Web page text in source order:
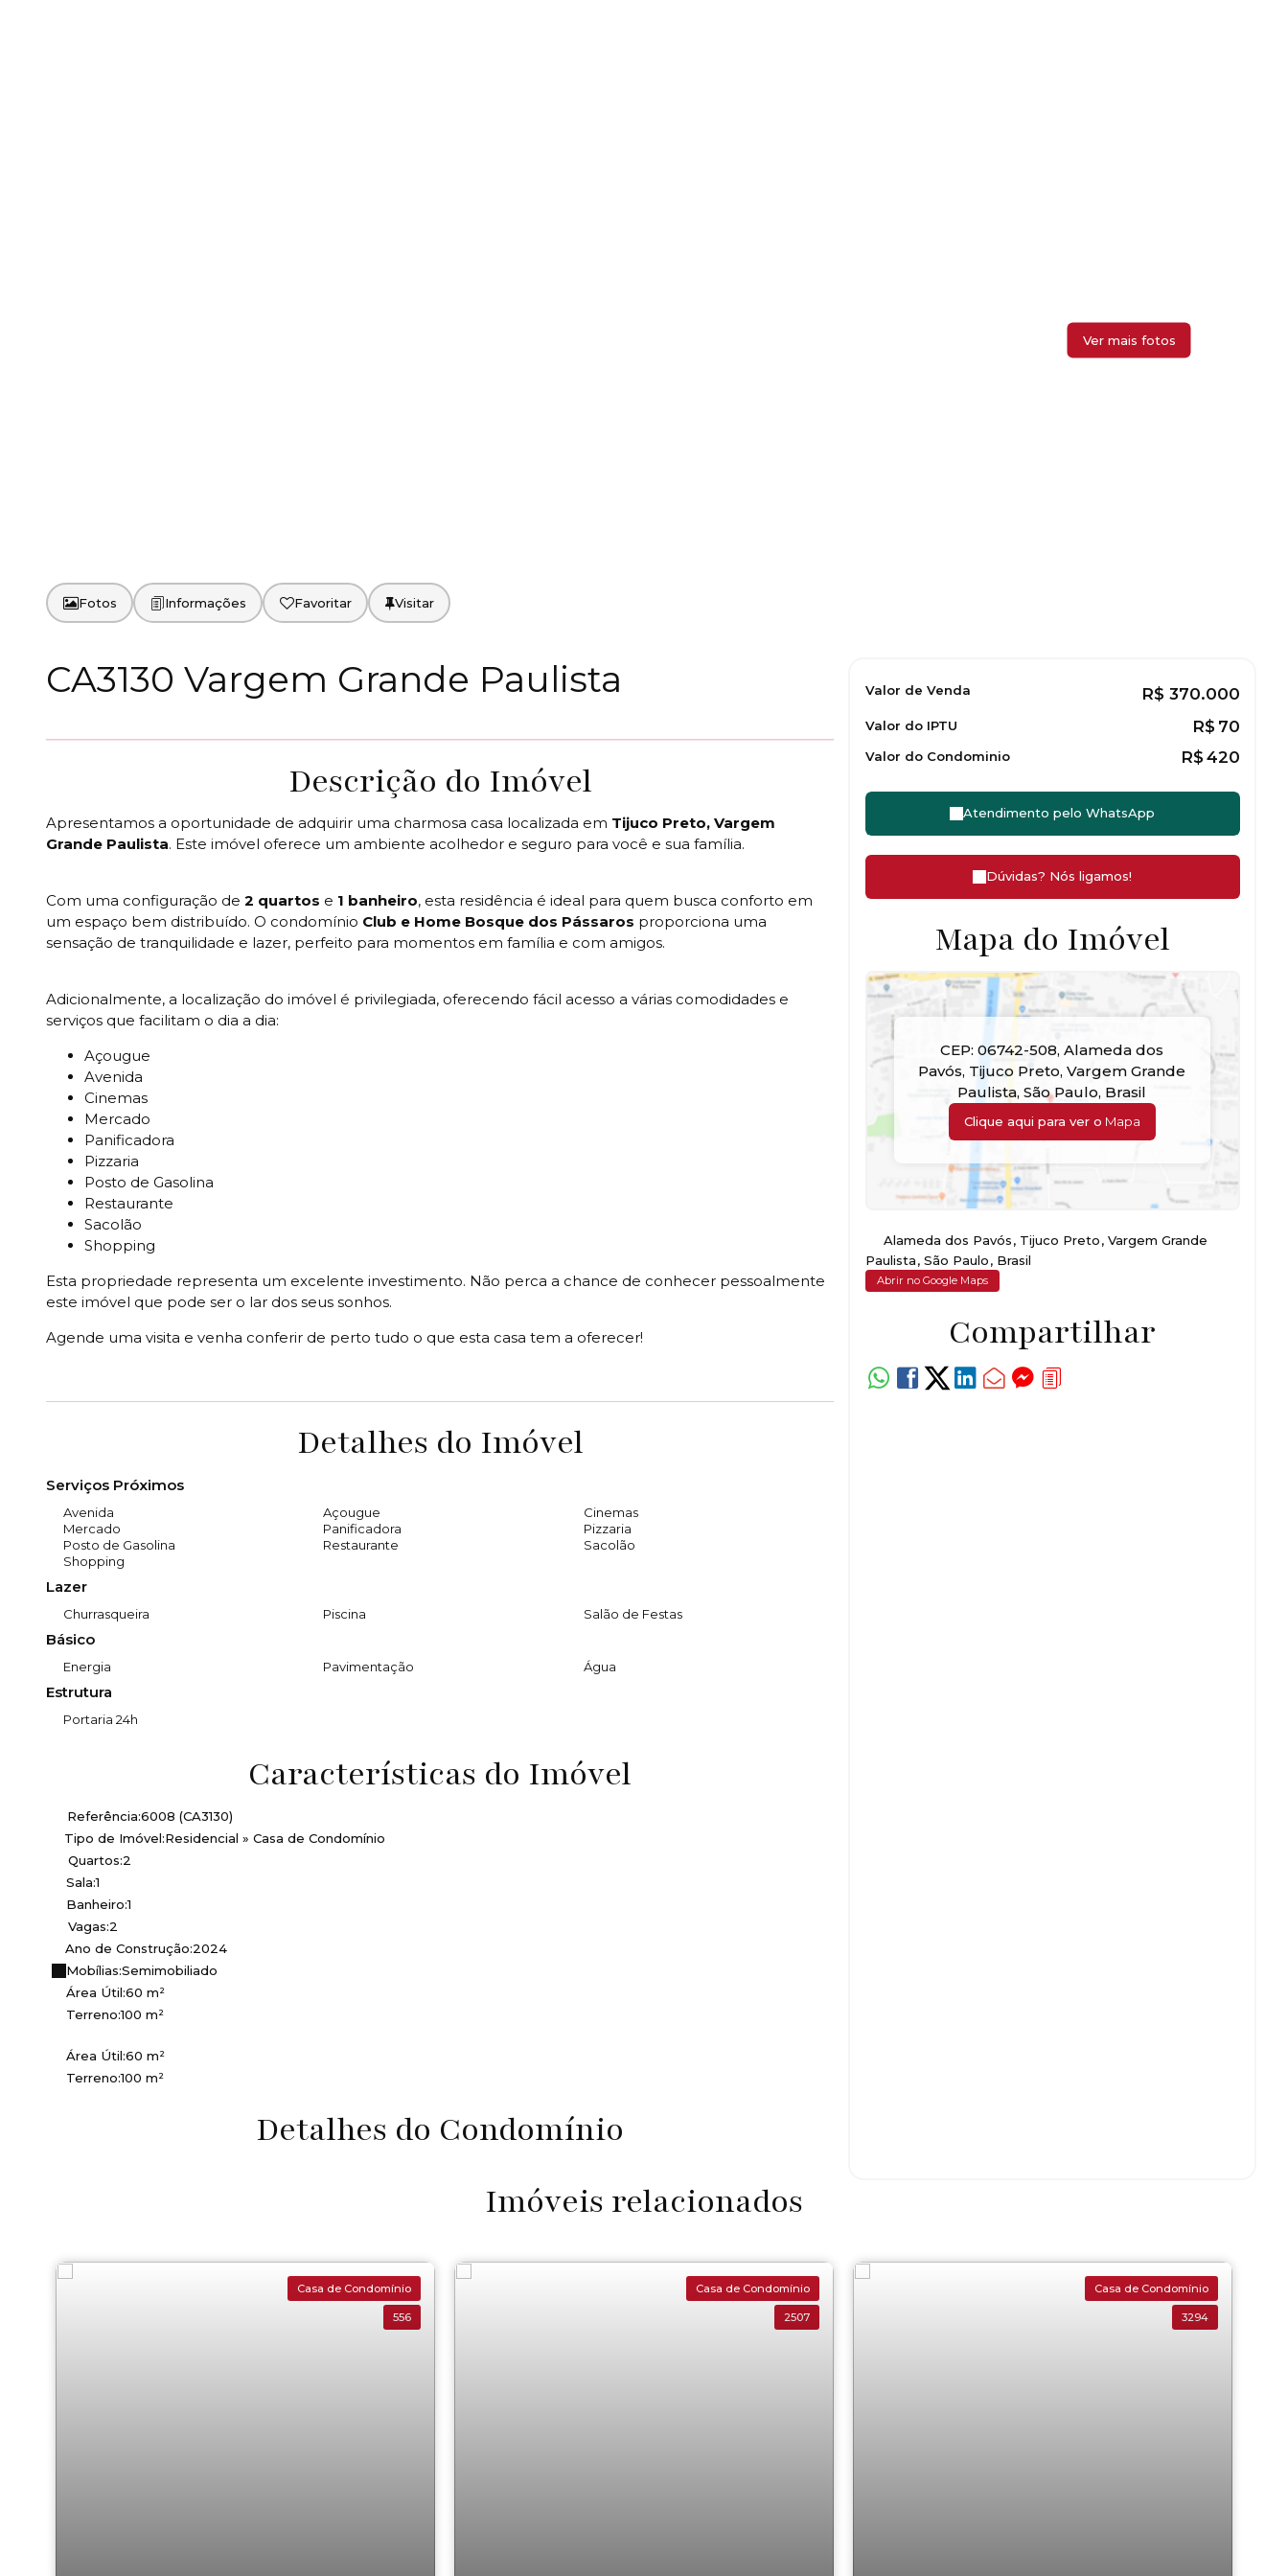
Fotos Favoritar
CA3130 Vargem Grande Paulista
Descrição do Imóvel
Apresentamos a oportunidade de adquirir uma charmosa casa localizada em Tijuco Preto, Vargem
Grande Paulista. Este imóvel oferece um ambiente acolhedor e seguro para você e sua família.
Com uma configuração de 2 quartos e 1 banheiro, esta residência é ideal para quem busca conforto em
um espaço bem distribuído. O condomínio Club e Home Bosque dos Pássaros proporciona uma
sensação de tranquilidade e lazer, perfeito para momentos em família e com amigos.
Adicionalmente, a localização do imóvel é privilegiada, oferecendo fácil acesso a várias comodidades e
serviços que facilitam o dia a dia:
Açougue
Avenida
Cinemas
Mercado
Panificadora
Pizzaria
Posto de Gasolina
Restaurante
Sacolão
Shopping
Esta propriedade representa um excelente investimento. Não perca a chance de conhecer pessoalmente
este imóvel que pode ser o lar dos seus sonhos.
Agende uma visita e venha conferir de perto tudo o que esta casa tem a oferecer!
Detalhes do Imóvel
Serviços Próximos
Avenida Açougue
Cinemas
Mercado
Panificadora
Pizzaria
Posto de Gasolina
Restaurante
Sacolão
Shopping
Lazer
Churrasqueira Piscina Salão de Festas
Básico
Energia Pavimentação Água
Estrutura
Portaria 24h
Características do Imóvel
Referência:6008 (CA3130)
Tipo de Imóvel:Residencial » Casa de Condomínio
Quartos:2
Sala:1
Banheiro:1
Vagas:2
Ano de Construção:2024
Mobílias:Semimobiliado
Área Útil:60 m²
Terreno:100 m²
Área Útil:60 m²
Terreno:100 m²
Detalhes do Condomínio
R$ 370.000
Valor de Venda
Valor do IPTU R$ 70
Valor do Condominio R$ 420
Atendimento pelo WhatsApp
Dúvidas? Nós ligamos!
Mapa do Imóvel
CEP: 06742-508,Alameda dos
Pavós, Tijuco Preto,Vargem Grande
Paulista,São Paulo, Brasil
Clique aqui para ver o Mapa
Alameda dos Pavós, Tijuco Preto, Vargem Grande
Paulista, São Paulo, Brasil
Abrir no Google Maps
Compartilhar
Imóveis relacionados
Casa de Condomínio
556
Casa de Condomínio
2507
Casa de Condomínio
3294